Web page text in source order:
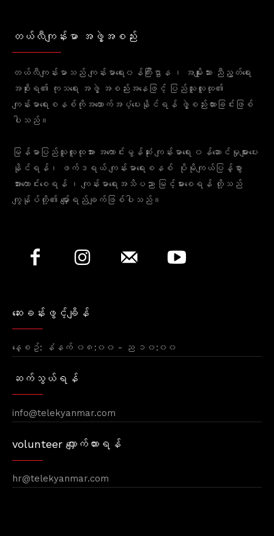
တယ်လီကျန်းမာ အဖွဲ့အစည်း
တယ်လီကျန်းမာသည် ကျန်းမာရေး၀န်ကြီးဌာန ၊ အမျိုးသား ညီညွတ်ရေး
အစိုးရ၏ ကုသရေး အဖွဲ့ အစည်းအနေဖြင့် ပြည်သူလူထု၏
ကျန်းမာရေးစနစ်ကိုအထောက်အပံ့ပေးနိုင်ရန် ဖွဲ့စည်းထားခြင်းဖြစ်
ပါသည်။
မြန်မာပြည်သူလူထုအား အကောင်းမွန်ဆုံး ကျန်းမာရေး ၀န်ဆောင်မှုများပေး
နိုင်ရန်၊ ဖက်ဒရယ် ကျန်းမာရေးစနစ် ပိုမိုကျယ်ပြန့်စွာ
အားကောင်းစေရန် ၊ ကျန်းမာရေးအသိပညာ မြင့်မားစေရန် တို့သည်
ကျွန်ုပ်တို့၏ မျှော်ရည်ချက်ဖြစ်ပါသည်။
ဆေးခန်းဖွင့်ချိန်
နေ့စဥ်: နံနက် ၀၈:၀၀ - ည ၁၀:၀၀
ဆက်သွယ်ရန်
info@telekyanmar.com
volunteer လျှောက်ထားရန်
hr@telekyanmar.com